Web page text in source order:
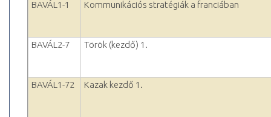
BAVÁL1-1 Kommunikációs stratégiák a franciában
BAVÁL2-7 Török (kezdő) 1.
BAVÁL1-72 Kazak kezdő 1.